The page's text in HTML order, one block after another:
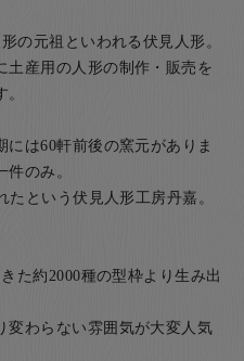
の元祖といわれる伏見人形。
土産用の人形の制作・販売を
は60軒前後の窯元がありま
のみ。
という伏見人形工房丹嘉。
た約2000種の型枠より生み出
変わらない雰囲気が大変人気